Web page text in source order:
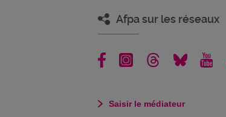
Afpa sur les réseaux
Saisir le médiateur